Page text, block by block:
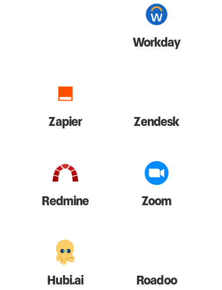
Workday
Zapier Zendesk
Redmine Zoom
Hubi.ai Roadoo